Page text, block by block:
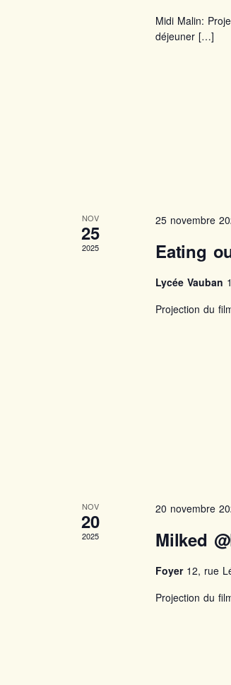
Midi Malin:
déjeuner […]
NOV
25
2025
25 novembre
Eating
Lycée Vauban
Projection du
NOV
20
2025
20 novembre
Milked
Foyer 12, rue
Projection du